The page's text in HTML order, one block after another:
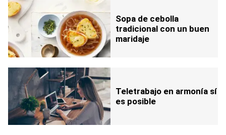
Sopa de cebolla
tradicional con un buen
maridaje
Teletrabajo en armonía sí
es posible